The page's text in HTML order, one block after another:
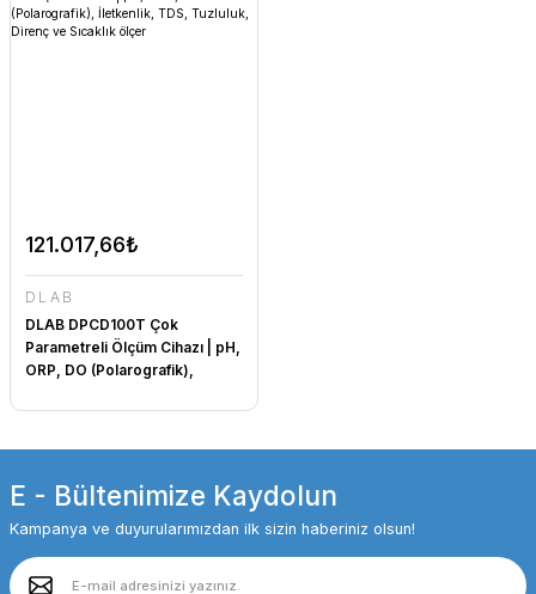
121.017,66₺
DLAB
DLAB DPCD100T Çok
Parametreli Ölçüm Cihazı | pH,
ORP, DO (Polarografik),
Direnç ve Sıcaklık ölçer
E - Bültenimize Kaydolun
Kampanya ve duyurularımızdan ilk sizin haberiniz olsun!